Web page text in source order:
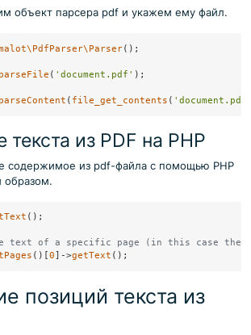
объект парсера pdf и укажем ему файл.
();
parseFile ( 'document.pdf'
parseContent ( file_get_contents (
текста из PDF на PHP
содержимое из pdf-файла с помощью PHP
();
text of a specific page (in this case the
()[0]->getText
позиций текста из